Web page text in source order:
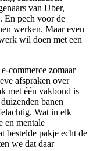
van Uber,
En pech voor de
werken. Maar even
wil doen met een
commerce zomaar
afspraken over
met één vakbond is
banen
Wat in elk
en mentale
bestelde pakje echt de
we dat daar